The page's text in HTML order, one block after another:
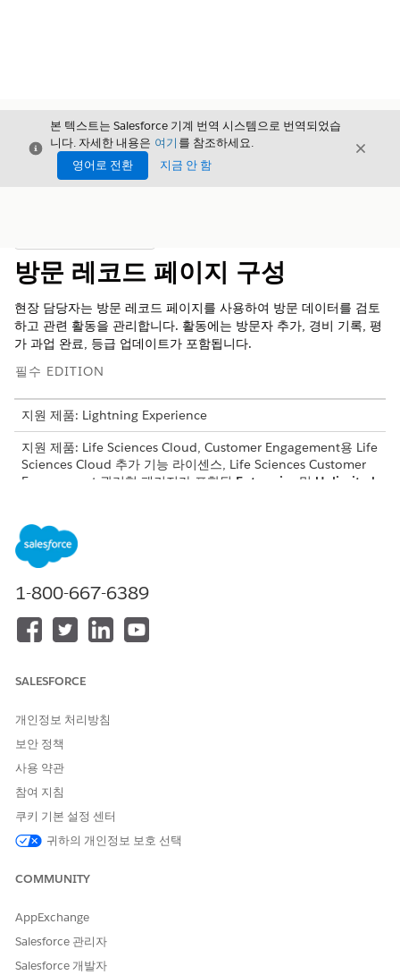
닫기
본 텍스트는 Salesforce 기계 번역 시스템으로 번역되었습
니다. 자세한 내용은 여기 를 참조하세요.
영어로 전환
지금 안 함
닫기
방문 레코드 페이지 구성
현장 담당자는 방문 레코드 페이지를 사용하여 방문 데이터를 검토
하고 관련 활동을 관리합니다. 활동에는 방문자 추가, 경비 기록, 평
가 과업 완료, 등급 업데이트가 포함됩니다.
필수 EDITION
지원 제품: Lightning Experience
지원 제품: Life Sciences Cloud, Customer Engagement용 Life
Sciences Cloud 추가 기능 라이센스, Life Sciences Customer
Engagement 관리형 패키지가 포함된 Enterprise 및 Unlimited
방문 설정 관리:
Lightning 앱 빌더 및 Life Sciences Cloud 구성 요소를 사용하여
방문 레코드 페이지를 구성합니다. 비즈니스 프로세스를 지원할 하
하이라이트 패널 구성
탭 및 구성 요소 설정
으로 구성하여 방문 페이지 레이아웃을 구성합니다. 이 설정은
다중 개체 레코드 보기, 관련 활동, 설문 조사, 경비, 등급을 관리
합니다.
1-800-667-6389
SALESFORCE
개인정보 처리방침
보안 정책
사용 약관
참여 지침
쿠키 기본 설정 센터
귀하의 개인정보 보호 선택
COMMUNITY
AppExchange
Salesforce 관리자
Salesforce 개발자